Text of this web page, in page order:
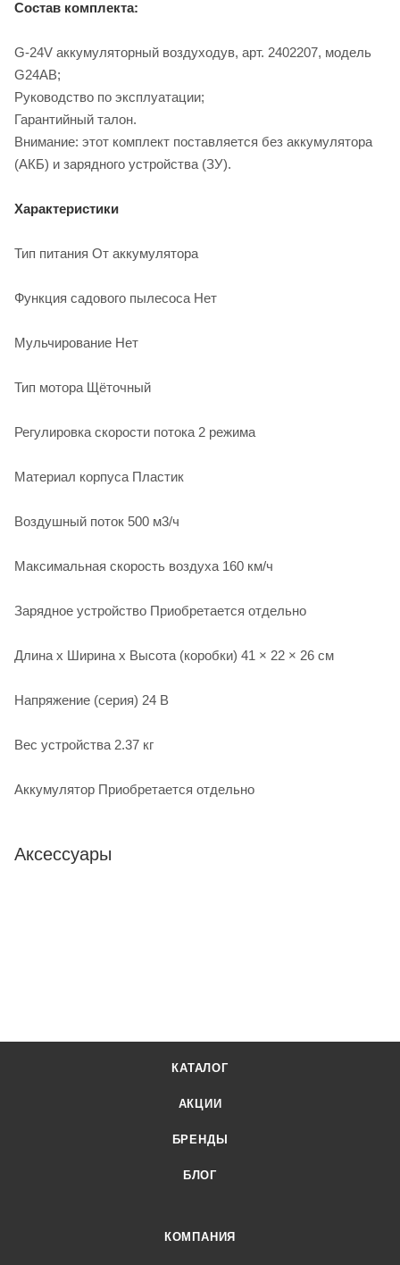
Состав комплекта:
G-24V аккумуляторный воздуходув, арт. 2402207, модель
G24AB;
Руководство по эксплуатации;
Гарантийный талон.
Внимание: этот комплект поставляется без аккумулятора
(АКБ) и зарядного устройства (ЗУ).
Характеристики
Тип питания От аккумулятора
Функция садового пылесоса Нет
Мульчирование Нет
Тип мотора Щёточный
Регулировка скорости потока 2 режима
Материал корпуса Пластик
Воздушный поток 500 м3/ч
Максимальная скорость воздуха 160 км/ч
Зарядное устройство Приобретается отдельно
Длина x Ширина x Высота (коробки) 41 × 22 × 26 см
Напряжение (серия) 24 В
Вес устройства 2.37 кг
Аккумулятор Приобретается отдельно
Аксессуары
КАТАЛОГ
АКЦИИ
БРЕНДЫ
БЛОГ
КОМПАНИЯ